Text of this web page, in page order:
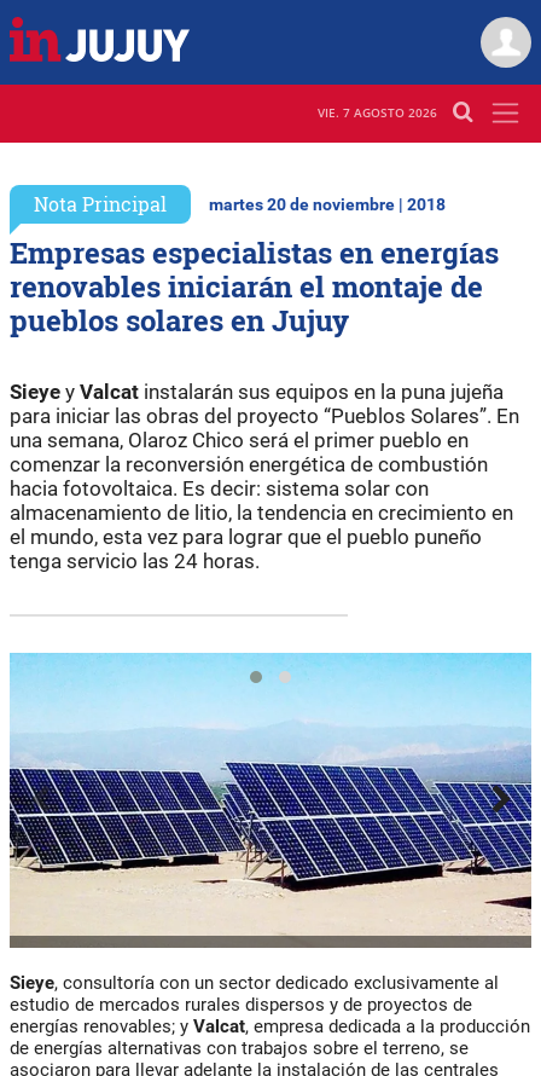
VIE. 7 AGOSTO 2026
Nota Principal martes 20 de noviembre | 2018
Empresas especialistas en energías
renovables iniciarán el montaje de
pueblos solares en Jujuy
Sieye y Valcat instalarán sus equipos en la puna jujeña
para iniciar las obras del proyecto “Pueblos Solares”. En
una semana, Olaroz Chico será el primer pueblo en
comenzar la reconversión energética de combustión
hacia fotovoltaica. Es decir: sistema solar con
almacenamiento de litio, la tendencia en crecimiento en
el mundo, esta vez para lograr que el pueblo puneño
tenga servicio las 24 horas.
Sieye, consultoría con un sector dedicado exclusivamente al
estudio de mercados rurales dispersos y de proyectos de
energías renovables; y Valcat, empresa dedicada a la producción
de energías alternativas con trabajos sobre el terreno, se
asociaron para llevar adelante la instalación de las centrales